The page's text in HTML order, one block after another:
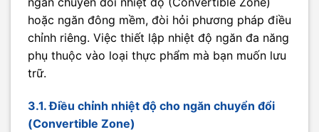
hoặc ngăn đông mềm, đòi hỏi phương pháp điều
chỉnh riêng. Việc thiết lập nhiệt độ ngăn đa năng
phụ thuộc vào loại thực phẩm mà bạn muốn lưu
trữ.
3.1. Điều chỉnh nhiệt độ cho ngăn chuyển đổi
(Convertible Zone)